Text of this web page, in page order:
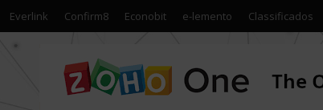
Everlink Confirm8 Econobit e-lemento Classificados